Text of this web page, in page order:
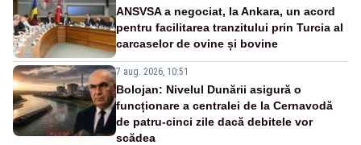
ANSVSA a negociat, la Ankara, un acord
pentru facilitarea tranzitului prin Turcia al
carcaselor de ovine și bovine
7 aug. 2026, 10:51
Bolojan: Nivelul Dunării asigură o
funcționare a centralei de la Cernavodă
de patru-cinci zile dacă debitele vor
scădea